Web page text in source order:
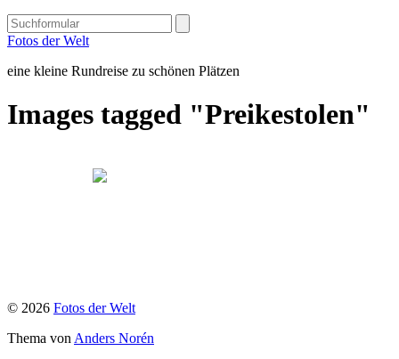
Fotos der Welt
eine kleine Rundreise zu schönen Plätzen
Images tagged "Preikestolen"
© 2026 Fotos der Welt
Thema vonAnders Norén